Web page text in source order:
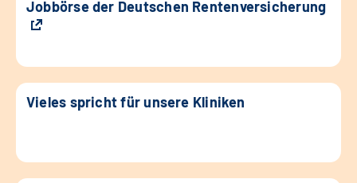
Jobbörse der Deutschen Rentenversicherung
Vieles spricht für unsere Kliniken